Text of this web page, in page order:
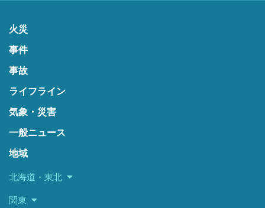
火災
事件
事故
ライフライン
気象・災害
一般ニュース
地域
北海道・東北
関東